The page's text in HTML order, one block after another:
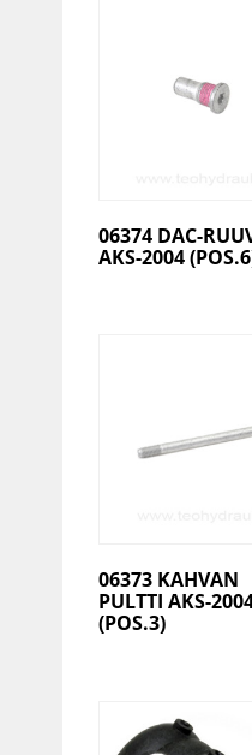
06374 DAC-
AKS-2004
06373 KAHVAN
PULTTI AKS-
(POS.3)